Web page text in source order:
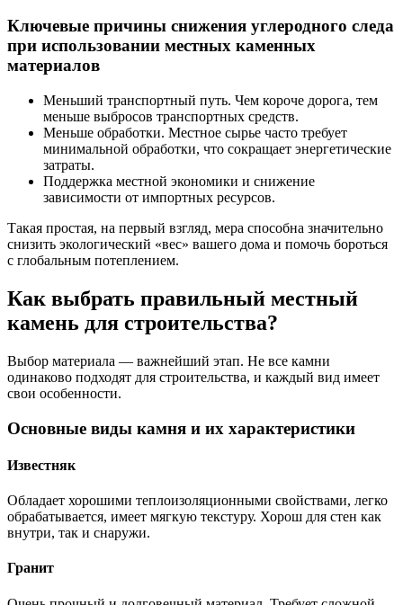
Ключевые причины снижения углеродного следа
при использовании местных каменных
материалов
Меньший транспортный путь. Чем короче дорога, тем
меньше выбросов транспортных средств.
Меньше обработки. Местное сырье часто требует
минимальной обработки, что сокращает энергетические
затраты.
Поддержка местной экономики и снижение
зависимости от импортных ресурсов.
Такая простая, на первый взгляд, мера способна значительно
снизить экологический «вес» вашего дома и помочь бороться
с глобальным потеплением.
Как выбрать правильный местный
камень для строительства?
Выбор материала — важнейший этап. Не все камни
одинаково подходят для строительства, и каждый вид имеет
свои особенности.
Основные виды камня и их характеристики
Известняк
Обладает хорошими теплоизоляционными свойствами, легко
обрабатывается, имеет мягкую текстуру. Хорош для стен как
внутри, так и снаружи.
Гранит